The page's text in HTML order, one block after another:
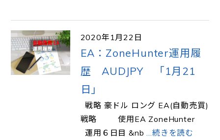
2020年1月22日
EA：ZoneHunter運用履
歴 AUDJPY 「1月21
日」
戦略 豪ドル ロング EA(自動売買)
戦略 使用EA ZoneHunter
運用６日目 &nb …続きを読む